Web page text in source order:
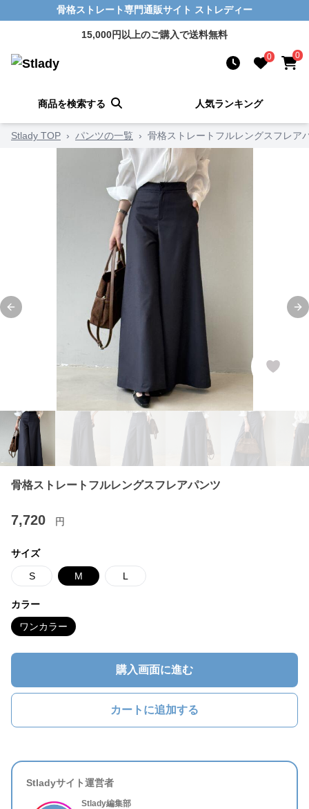
骨格ストレート専門通販サイト ストレディー
15,000円以上のご購入で送料無料
0 0
商品を検索する 人気ランキング
Stlady TOP › パンツの一覧 › 骨格ストレートフルレングスフレア
Previous slide
骨格ストレートフルレングスフレアパンツ
7,720 円
サイズ
S M L
カラー
ワンカラー
購入画面に進む
カートに追加する
Stladyサイト運営者
Stlady編集部